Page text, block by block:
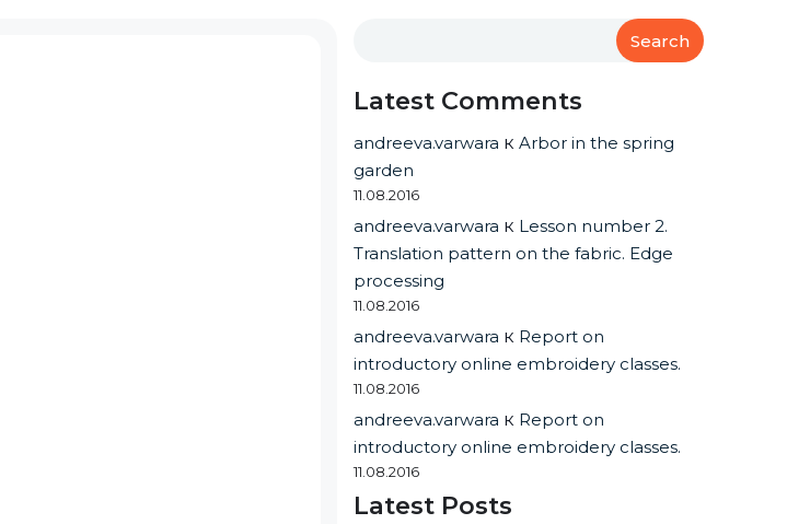
Search
Latest Comments
andreeva.varwara кArbor in the spring
garden
11.08.2016
andreeva.varwara к Lesson number 2.
Translation pattern on the fabric. Edge
processing
11.08.2016
andreeva.varwara к Report on
introductory online embroidery classes.
11.08.2016
andreeva.varwara к Report on
introductory online embroidery classes.
11.08.2016
Latest Posts